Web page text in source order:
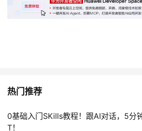
热门推荐
0基础入门SKills教程！跟AI对话，5分
T！